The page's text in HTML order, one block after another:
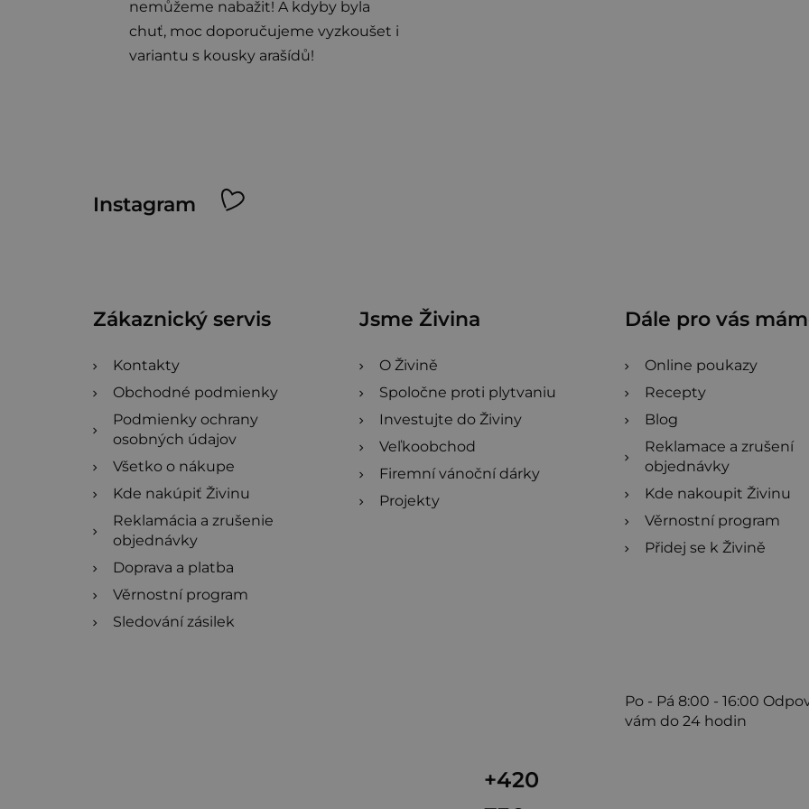
nemůžeme nabažit! A kdyby byla
chuť, moc doporučujeme vyzkoušet i
variantu s kousky arašídů!
Instagram
Zákaznický servis
Kontakty
Obchodné podmienky
Podmienky ochrany
osobných údajov
Všetko o nákupe
Kde nakúpiť Živinu
Reklamácia a zrušenie
objednávky
Doprava a platba
Věrnostní program
Sledování zásilek
Jsme Živina
O Živině
Spoločne proti plytvaniu
Investujte do Živiny
Veľkoobchod
Firemní vánoční dárky
Projekty
Dále pro vás
Online poukazy
Recepty
Blog
Reklamace a zrušení
objednávky
Kde nakoupit Živinu
Věrnostní program
Přidej se k Živině
+420
Po - Pá 8:00 - 16:00
vám do 24 hodin